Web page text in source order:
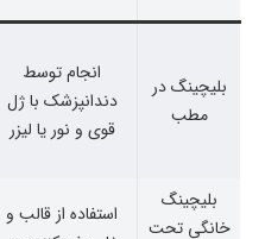
بلیچینگ در
مطب
انجام توسط
دندانپزشک با ژل
قوی و نور یا لیزر
بلیچینگ
خانگی تحت
استفاده از قالب و